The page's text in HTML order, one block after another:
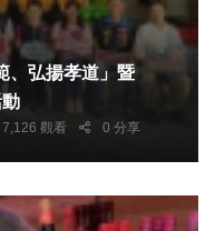
、弘揚孝道」暨
7,126 觀看 0 分享